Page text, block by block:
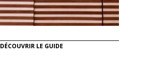
DÉCOUVRIR LE GUIDE